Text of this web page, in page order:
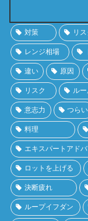
対策 リ
レンジ相場
違い 原因
リスク ルー
意志力 つらい
料理
エキスパートアド
ロットを上げる
決断疲れ
ループイフダン